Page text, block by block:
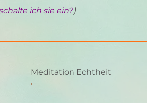
Meditation Echtheit
ich sie ein? )